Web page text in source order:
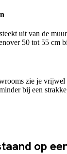
uit van de
50 tot 55 cm
zie je vrijwel
bij een
op